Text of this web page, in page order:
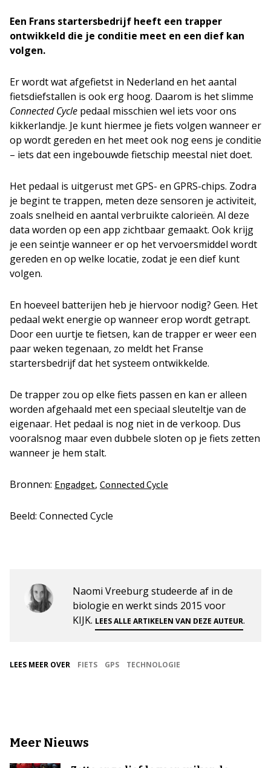
Een Frans startersbedrijf heeft een trapper
ontwikkeld die je conditie meet en een dief kan
volgen.
Er wordt wat afgefietst in Nederland en het aantal
fietsdiefstallen is ook erg hoog. Daarom is het slimme
Connected Cycle pedaal misschien wel iets voor ons
kikkerlandje. Je kunt hiermee je fiets volgen wanneer er
op wordt gereden en het meet ook nog eens je conditie
– iets dat een ingebouwde fietschip meestal niet doet.
Het pedaal is uitgerust met GPS- en GPRS-chips. Zodra
je begint te trappen, meten deze sensoren je activiteit,
zoals snelheid en aantal verbruikte calorieën. Al deze
data worden op een app zichtbaar gemaakt. Ook krijg
je een seintje wanneer er op het vervoersmiddel wordt
gereden en op welke locatie, zodat je een dief kunt
volgen.
En hoeveel batterijen heb je hiervoor nodig? Geen. Het
pedaal wekt energie op wanneer erop wordt getrapt.
Door een uurtje te fietsen, kan de trapper er weer een
paar weken tegenaan, zo meldt het Franse
startersbedrijf dat het systeem ontwikkelde.
De trapper zou op elke fiets passen en kan er alleen
worden afgehaald met een speciaal sleuteltje van de
eigenaar. Het pedaal is nog niet in de verkoop. Dus
vooralsnog maar even dubbele sloten op je fiets zetten
wanneer je hem stalt.
Bronnen: Engadget, Connected Cycle
Beeld: Connected Cycle
Naomi Vreeburg studeerde af in de
biologie en werkt sinds 2015 voor
KIJK. LEES ALLE ARTIKELEN VAN DEZE AUTEUR.
LEES MEER OVER FIETS GPS TECHNOLOGIE
Meer Nieuws